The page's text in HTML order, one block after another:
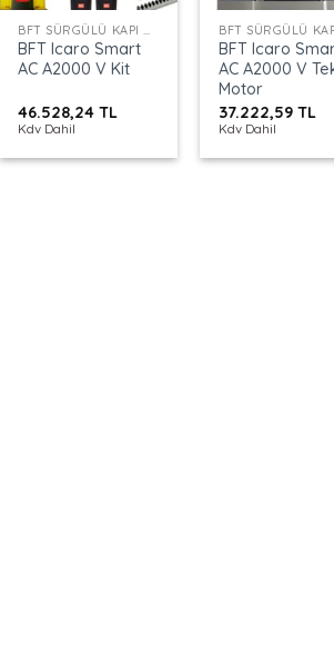
BFT Icaro Smart
AC A2000 V Kit
46.528,24TL
Kdv Dahil
BFT Icaro
AC A2000 V
Motor
37.222,59TL
Kdv Dahil